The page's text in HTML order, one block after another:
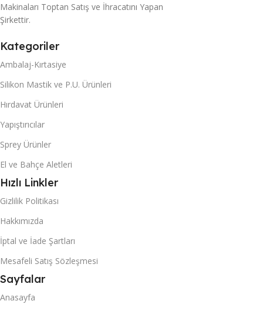
Makinaları Toptan Satış ve İhracatını Yapan
Şirkettir.
Kategoriler
Ambalaj-Kırtasiye
Silikon Mastik ve P.U. Ürünleri
Hırdavat Ürünleri
Yapıştırıcılar
Sprey Ürünler
El ve Bahçe Aletleri
Hızlı Linkler
Gizlilik Politikası
Hakkımızda
İptal ve İade Şartları
Mesafeli Satış Sözleşmesi
Sayfalar
Anasayfa